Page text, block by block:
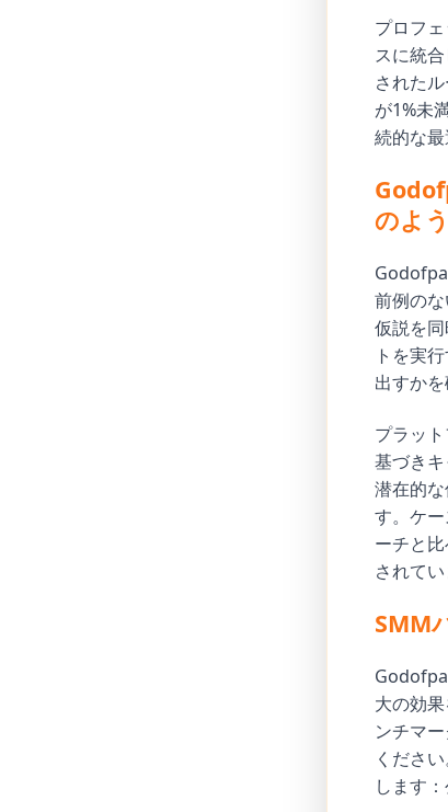
プロフ
スに統
された
が1%未
続的な最
のよ
前例の
仮説を
トを実
出すか
プラッ
基づき
潜在的
す。ケ
ーチと
されてい
SMM
大の効
ンチマ
くださ
します